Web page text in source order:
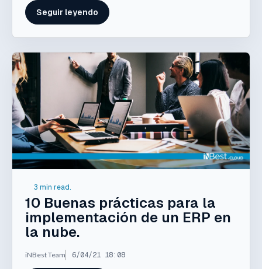
Seguir leyendo
3 min read.
10 Buenas prácticas para la
implementación de un ERP en
la nube.
iNBest Team 6/04/21 18:08